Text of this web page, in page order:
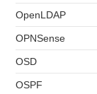
OpenLDAP
OPNSense
OSD
OSPF